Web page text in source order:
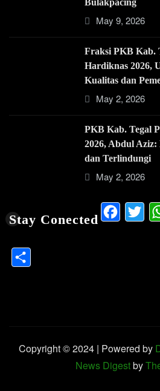
Bulakpacing
May 9, 2026
Fraksi PKB Kab.
Hardiknas 2026,
Kualitas dan
May 2, 2026
PKB Kab. Tegal
2026, Abdul
dan Terlindungi
May 2, 2026
Stay Conected
Copyright © 2024 | Powered by
News Digestby